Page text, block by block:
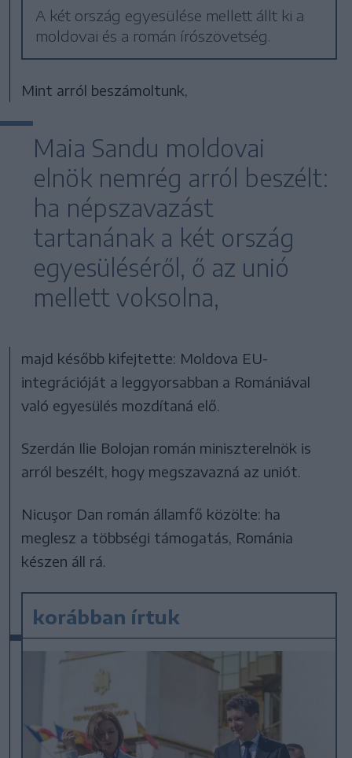
A két ország egyesülése mellett állt ki a
moldovai és a román írószövetség.
Mint arról beszámoltunk,
Maia Sandu moldovai
elnök nemrég arról beszélt:
ha népszavazást
tartanának a két ország
egyesüléséről, ő az unió
mellett voksolna,
majd később kifejtette: Moldova EU-
integrációját a leggyorsabban a Romániával
való egyesülés mozdítaná elő.
Szerdán Ilie Bolojan román miniszterelnök is
arról beszélt, hogy megszavazná az uniót.
Nicuşor Dan román államfő közölte: ha
meglesz a többségi támogatás, Románia
készen áll rá.
korábban írtuk